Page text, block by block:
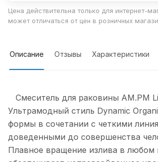
Цена действительна только для интернет-
может отличаться от цен в розничных
Описание Отзывы Характеристики
Смеситель для раковины AM.PM
Ультрамодный стиль Dynamic
формы в сочетании с четкими
доведенными до совершенства
Плавное вращение излива в любом